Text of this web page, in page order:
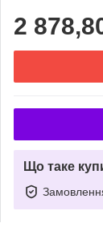
2
Що таке